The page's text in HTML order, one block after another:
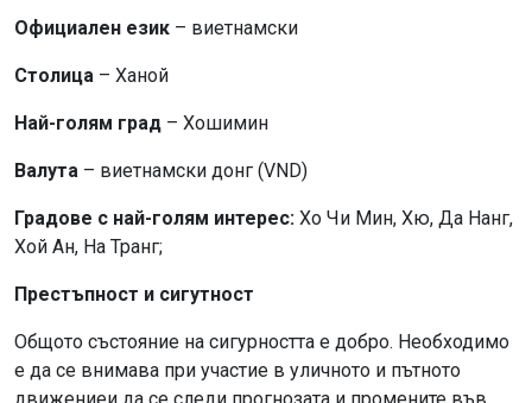
Официален език – виетнамски
Столица – Ханой
Най-голям град – Хошимин
Валута – виетнамски донг (VND)
Градове с най-голям интерес: Хо Чи Мин, Хю, Да Нанг,
Хой Ан, На Транг;
Престъпност и сигутност
Общото състояние на сигурността е добро. Необходимо
е да се внимава при участие в уличното и пътното